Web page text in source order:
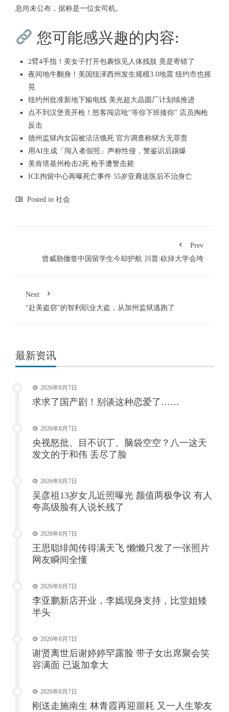
息尚未公布，据称是一位女司机。
您可能感兴趣的内容:
2臂4手指！美女子打开包裹惊见人体残肢 竟是寄错了
夜间地牛翻身！美国纽泽西州发生规模3.0地震 纽约市也摇
晃
纽约州批准新地下输电线 美光超大晶圆厂计划续推进
点不到汉堡竟开枪！怒客闯店呛“等你下班揍你” 店员掏枪
反击
德州监狱内女囚被活活饿死 官方调查称狱方无罪责
用AI生成「闯入者假照」声称性侵，警鉴识后踢爆
美肯塔基州枪击2死 枪手遭警击毙
ICE拘留中心再曝死亡事件 55岁亚裔送医后不治身亡
Posted in 社会
Prev
曾威胁撤签中国留学生今却护航 川普:砍掉大学会垮
Next
“赴美盗窃”的智利职业大盗，从加州监狱逃跑了
最新资讯
2026年8月7日
求求了国产剧！别谈这种恋爱了……
2026年8月7日
央视怒批、目不识丁、脑袋空空？八一这天
发文的于和伟 丢尽了脸
2026年8月7日
吴彦祖13岁女儿近照曝光 颜值两极争议 有人
夸高级脸有人说长残了
2026年8月7日
王思聪绯闻传得满天飞 懒懒只发了一张照片
网友瞬间全懂
2026年8月7日
李亚鹏新店开业，李嫣现身支持，比堂姐矮
半头
2026年8月7日
谢贤离世后谢婷婷罕露脸 带子女出席聚会笑
容满面 已返加拿大
2026年8月7日
刚送走施南生 林青霞再迎噩耗 又一人生挚友